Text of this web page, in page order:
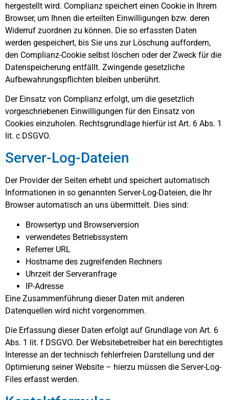
hergestellt wird. Complianz speichert einen Cookie in Ihrem
Browser, um Ihnen die erteilten Einwilligungen bzw. deren
Widerruf zuordnen zu können. Die so erfassten Daten
werden gespeichert, bis Sie uns zur Löschung auffordern,
den Complianz-Cookie selbst löschen oder der Zweck für die
Datenspeicherung entfällt. Zwingende gesetzliche
Aufbewahrungspflichten bleiben unberührt.
Der Einsatz von Complianz erfolgt, um die gesetzlich
vorgeschriebenen Einwilligungen für den Einsatz von
Cookies einzuholen. Rechtsgrundlage hierfür ist Art. 6 Abs. 1
lit. c DSGVO.
Server-Log-Dateien
Der Provider der Seiten erhebt und speichert automatisch
Informationen in so genannten Server-Log-Dateien, die Ihr
Browser automatisch an uns übermittelt. Dies sind:
Browsertyp und Browserversion
verwendetes Betriebssystem
Referrer URL
Hostname des zugreifenden Rechners
Uhrzeit der Serveranfrage
IP-Adresse
Eine Zusammenführung dieser Daten mit anderen
Datenquellen wird nicht vorgenommen.
Die Erfassung dieser Daten erfolgt auf Grundlage von Art. 6
Abs. 1 lit. f DSGVO. Der Websitebetreiber hat ein berechtigtes
Interesse an der technisch fehlerfreien Darstellung und der
Optimierung seiner Website – hierzu müssen die Server-Log-
Files erfasst werden.